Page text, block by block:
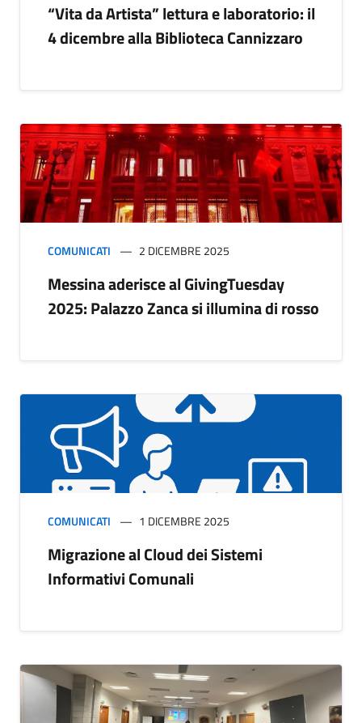
“Vita da Artista” lettura e laboratorio: il
4 dicembre alla Biblioteca Cannizzaro
COMUNICATI 2 DICEMBRE 2025
Messina aderisce al GivingTuesday
2025: Palazzo Zanca si illumina di rosso
COMUNICATI 1 DICEMBRE 2025
Migrazione al Cloud dei Sistemi
Informativi Comunali